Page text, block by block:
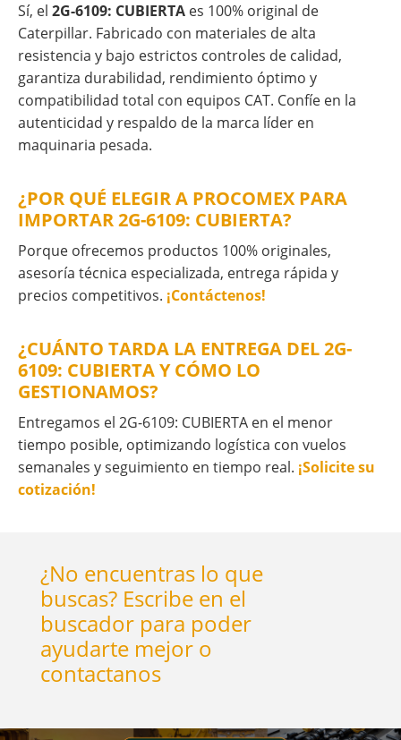
Sí, el 2G-6109: CUBIERTA es 100% original de
Caterpillar. Fabricado con materiales de alta
resistencia y bajo estrictos controles de calidad,
garantiza durabilidad, rendimiento óptimo y
compatibilidad total con equipos CAT. Confíe en la
autenticidad y respaldo de la marca líder en
maquinaria pesada.
¿POR QUÉ ELEGIR A PROCOMEX PARA
IMPORTAR 2G-6109: CUBIERTA?
Porque ofrecemos productos 100% originales,
asesoría técnica especializada, entrega rápida y
precios competitivos. ¡Contáctenos!
¿CUÁNTO TARDA LA ENTREGA DEL 2G-
6109: CUBIERTA Y CÓMO LO
GESTIONAMOS?
Entregamos el 2G-6109: CUBIERTA en el menor
tiempo posible, optimizando logística con vuelos
semanales y seguimiento en tiempo real. ¡Solicite su
cotización!
¿No encuentras lo que
buscas? Escribe en el
buscador para poder
ayudarte mejor o
contactanos